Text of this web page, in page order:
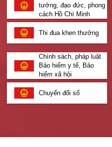
tưởng, đạo đức, phong
cách Hồ Chí Minh
Thi đua khen thưởng
Chính sách, pháp luật
Bảo hiểm y tế, Bảo
hiểm xã hội
Chuyển đổi số